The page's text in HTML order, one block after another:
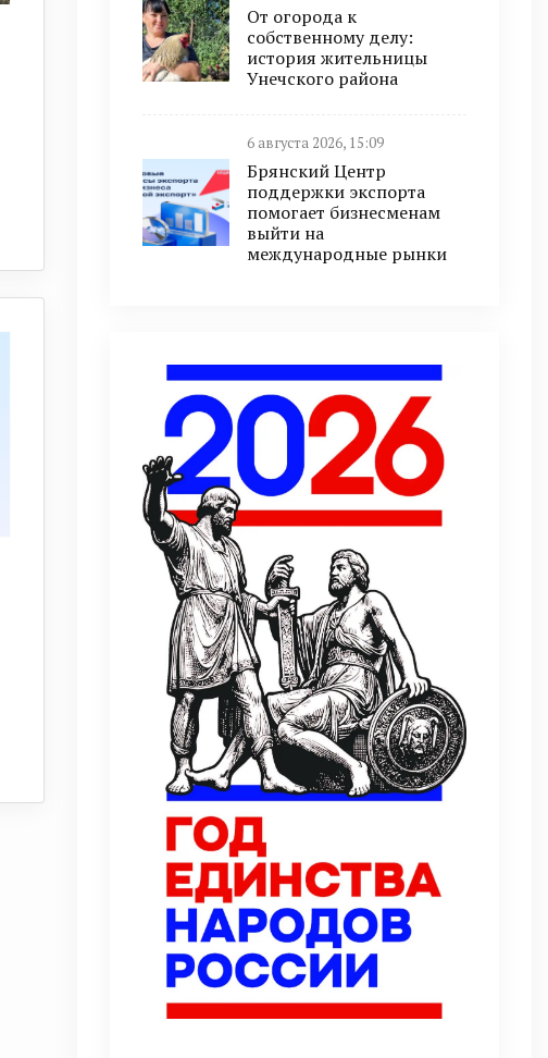
От огорода к
собственному делу:
история жительницы
Унечского района
6 августа 2026, 15:09
Брянский Центр
поддержки экспорта
помогает бизнесменам
выйти на
международные рынки